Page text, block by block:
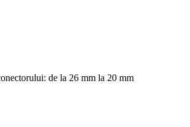
de la 26 mm la 20 mm